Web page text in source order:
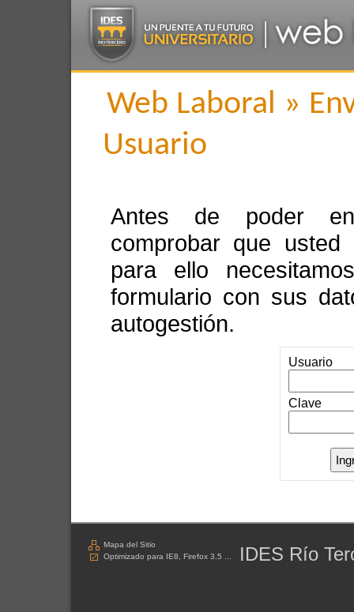
Web Laboral »
Usuario
Antes de poder
comprobar que
para ello
formulario con sus
autogestión.
Usuario
Clave
Mapa del Sitio
Optimizado para IE8, Firefox 3.5 ...
IDES Río